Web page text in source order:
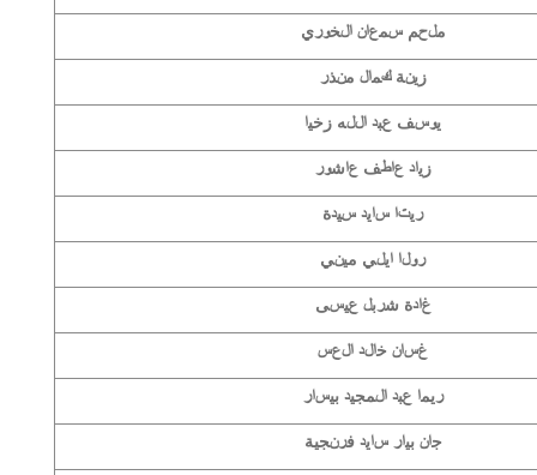
ملحم سمعان الخوري
زينة كمال منذر
يوسف عبد الله زخيا
زياد عاطف عاشور
ريتا سايد سيدة
رولا ايلي ميني
غادة شربل عيسى
غسان خالد العس
ريما عبد المجيد بيسار
جان بيار سايد فرنجية